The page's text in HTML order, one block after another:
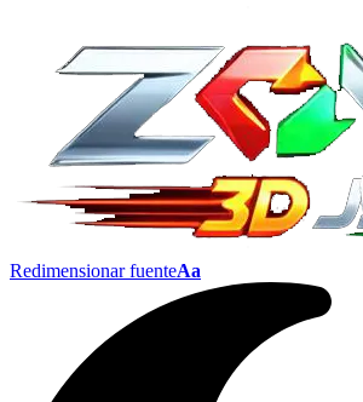
Redimensionar fuenteAa